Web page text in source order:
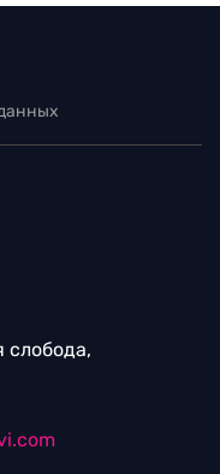
слобода,